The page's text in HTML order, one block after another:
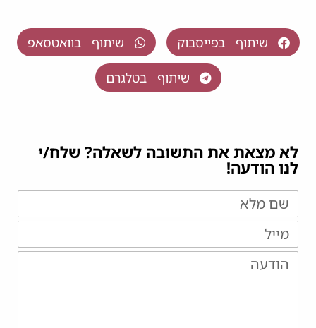
שיתוף בפייסבוק שיתוף בוואטסאפ
שיתוף בטלגרם
לא מצאת את התשובה לשאלה? שלח/י
לנו הודעה!